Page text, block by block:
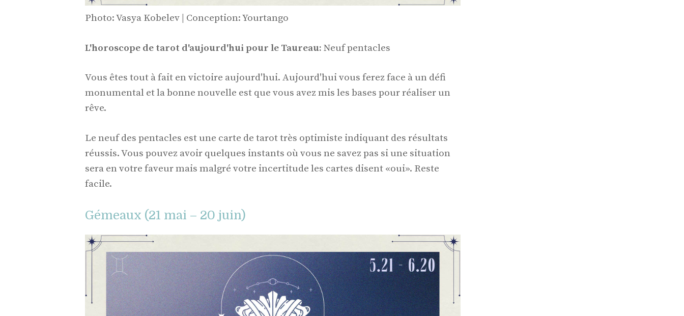
Photo: Vasya Kobelev | Conception: Yourtango
L'horoscope de tarot d'aujourd'hui pour le Taureau: Neuf pentacles
Vous êtes tout à fait en victoire aujourd'hui. Aujourd'hui vous ferez face à un défi
monumental et la bonne nouvelle est que vous avez mis les bases pour réaliser un
rêve.
Le neuf des pentacles est une carte de tarot très optimiste indiquant des résultats
réussis. Vous pouvez avoir quelques instants où vous ne savez pas si une situation
sera en votre faveur mais malgré votre incertitude les cartes disent «oui». Reste
facile.
Gémeaux (21 mai – 20 juin)